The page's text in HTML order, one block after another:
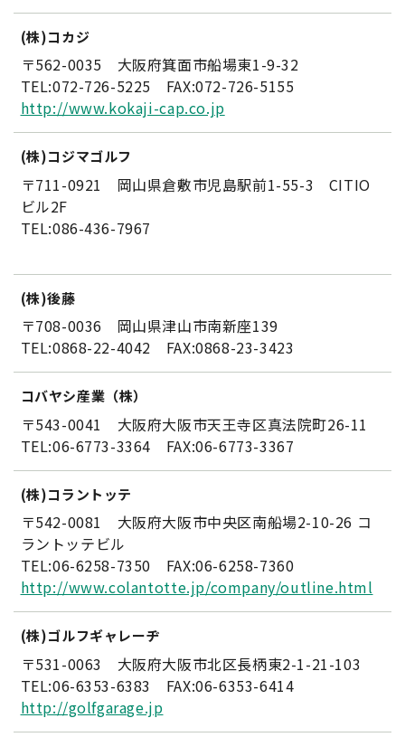
(株)コカジ
〒562-0035 大阪府箕面市船場東1-9-32
TEL:072-726-5225 FAX:072-726-5155
http://www.kokaji-cap.co.jp
(株)コジマゴルフ
〒711-0921 岡山県倉敷市児島駅前1-55-3 CITIO
ビル2F
TEL:086-436-7967
(株)後藤
〒708-0036 岡山県津山市南新座139
TEL:0868-22-4042 FAX:0868-23-3423
コバヤシ産業（株）
〒543-0041 大阪府大阪市天王寺区真法院町26-11
TEL:06-6773-3364 FAX:06-6773-3367
(株)コラントッテ
〒542-0081 大阪府大阪市中央区南船場2-10-26 コ
ラントッテビル
TEL:06-6258-7350 FAX:06-6258-7360
http://www.colantotte.jp/company/outline.html
(株)ゴルフギャレーヂ
〒531-0063 大阪府大阪市北区長柄東2-1-21-103
TEL:06-6353-6383 FAX:06-6353-6414
http://golfgarage.jp